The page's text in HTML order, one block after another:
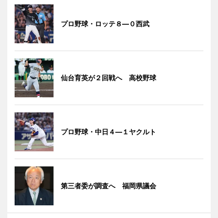
プロ野球・ロッテ８―０西武
仙台育英が２回戦へ 高校野球
プロ野球・中日４―１ヤクルト
第三者委が調査へ 福岡県議会